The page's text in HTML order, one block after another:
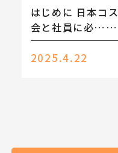
はじめに 日本コ
会と社員に必……
2025.4.22